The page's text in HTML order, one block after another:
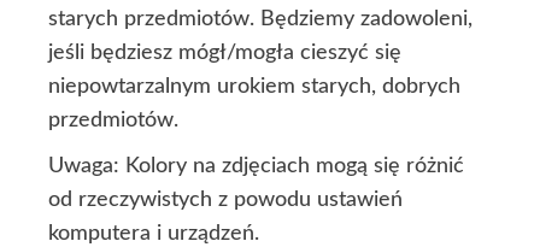
starych przedmiotów. Będziemy zadowoleni,
jeśli będziesz mógł/mogła cieszyć się
niepowtarzalnym urokiem starych, dobrych
przedmiotów.
Uwaga: Kolory na zdjęciach mogą się różnić
od rzeczywistych z powodu ustawień
komputera i urządzeń.